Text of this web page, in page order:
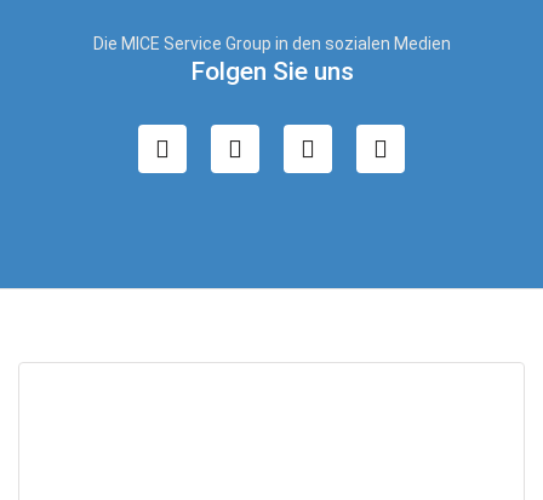
Die MICE Service Group in den sozialen Medien
Folgen Sie uns